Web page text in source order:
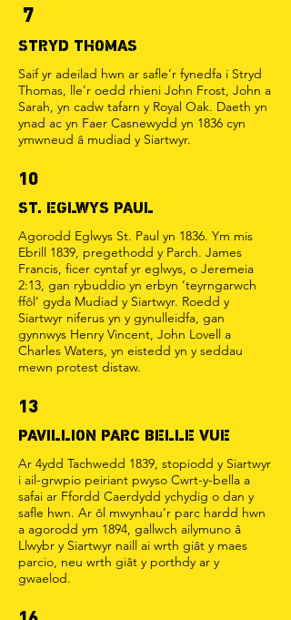
7
STRYD THOMAS
Saif yr adeilad hwn ar safle’r fynedfa i Stryd
Thomas, lle’r oedd rhieni John Frost, John a
Sarah, yn cadw tafarn y Royal Oak. Daeth yn
ynad ac yn Faer Casnewydd yn 1836 cyn
ymwneud â mudiad y Siartwyr.
10
ST. EGLWYS PAUL
Agorodd Eglwys St. Paul yn 1836. Ym mis
Ebrill 1839, pregethodd y Parch. James
Francis, ficer cyntaf yr eglwys, o Jeremeia
2:13, gan rybuddio yn erbyn ‘teyrngarwch
ffôl’ gyda Mudiad y Siartwyr. Roedd y
Siartwyr niferus yn y gynulleidfa, gan
gynnwys Henry Vincent, John Lovell a
Charles Waters, yn eistedd yn y seddau
mewn protest distaw.
13
PAVILLION PARC BELLE VUE
Ar 4ydd Tachwedd 1839, stopiodd y Siartwyr
i ail-grwpio peiriant pwyso Cwrt-y-bella a
safai ar Ffordd Caerdydd ychydig o dan y
safle hwn. Ar ôl mwynhau’r parc hardd hwn
a agorodd ym 1894, gallwch ailymuno â
Llwybr y Siartwyr naill ai wrth giât y maes
parcio, neu wrth giât y porthdy ar y
gwaelod.